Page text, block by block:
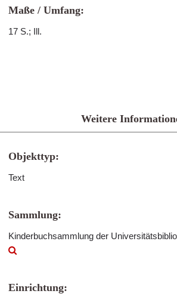
Maße / Umfang:
17 S.; Ill.
Weitere
Objekttyp:
Text
Sammlung:
Kinderbuchsammlung der
Einrichtung: